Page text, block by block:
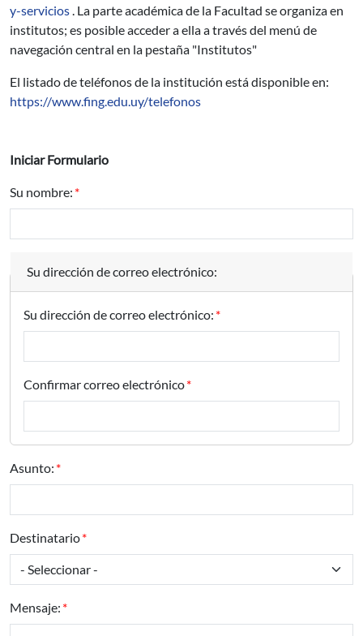
y-servicios. La parte académica de la Facultad se organiza en
institutos; es posible acceder a ella a través del menú de
navegación central en la pestaña "Institutos"
El listado de teléfonos de la institución está disponible en:
https://www.fing.edu.uy/telefonos
Iniciar Formulario
Su nombre:
Su dirección de correo electrónico:
Su dirección de correo electrónico:
Confirmar correo electrónico
Asunto:
Destinatario
Mensaje: